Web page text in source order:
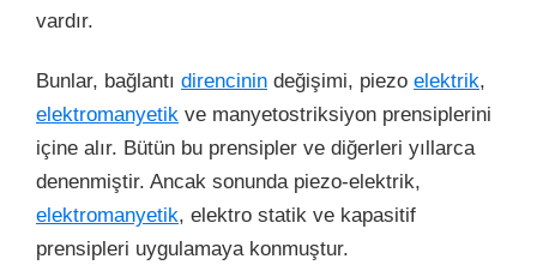
vardır.
Bunlar, bağlantı direncinin değişimi, piezo elektrik,
elektromanyetik ve manyetostriksiyon prensiplerini
içine alır. Bütün bu prensipler ve diğerleri yıllarca
denenmiştir. Ancak sonunda piezo-elektrik,
elektromanyetik, elektro statik ve kapasitif
prensipleri uygulamaya konmuştur.